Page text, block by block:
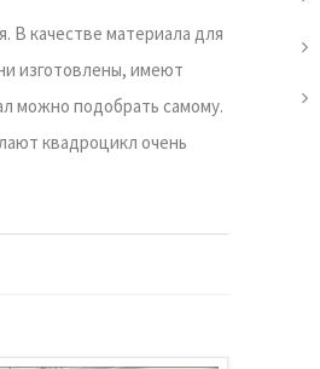
В качестве материала для
изготовлены, имеют
можно подобрать самому.
квадроцикл очень